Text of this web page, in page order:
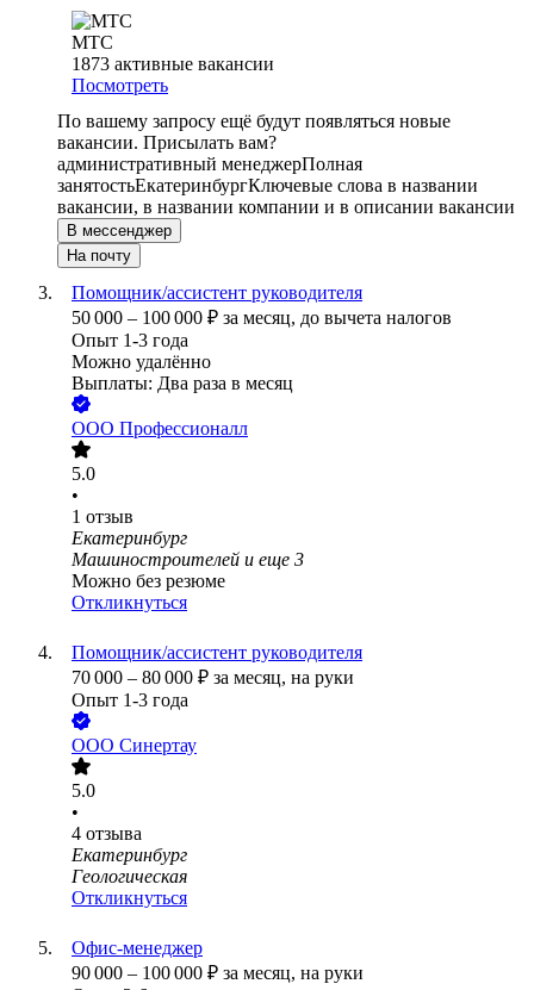
МТС
1873 активные вакансии
Посмотреть
По вашему запросу ещё будут появляться новые
вакансии. Присылать вам?
административный менеджерПолная
занятостьЕкатеринбургКлючевые слова в названии
вакансии, в названии компании и в описании вакансии
В мессенджер
На почту
Помощник/ассистент руководителя
50 000 – 100 000 ₽ за месяц, до вычета налогов
Опыт 1-3 года
Можно удалённо
Выплаты: Два раза в месяц
ООО Профессионалл
5.0
•
1 отзыв
Екатеринбург
Машиностроителей и еще 3
Можно без резюме
Откликнуться
Помощник/ассистент руководителя
70 000 – 80 000 ₽ за месяц, на руки
Опыт 1-3 года
ООО Синертау
5.0
•
4 отзыва
Екатеринбург
Геологическая
Откликнуться
Офис-менеджер
90 000 – 100 000 ₽ за месяц, на руки